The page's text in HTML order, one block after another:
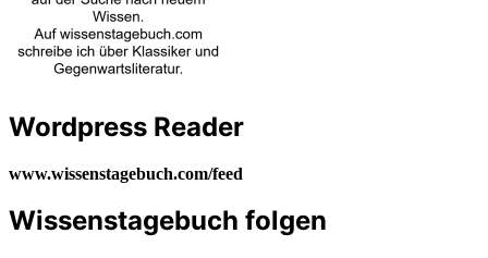
Wordpress Reader
www.wissenstagebuch.com/feed
Wissenstagebuch folgen